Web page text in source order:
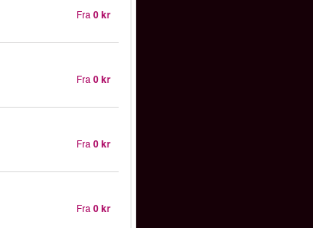
Fra 0 kr
Fra 0 kr
Fra 0 kr
Fra 0 kr